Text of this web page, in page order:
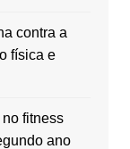
contra a
física e
fitness
ano